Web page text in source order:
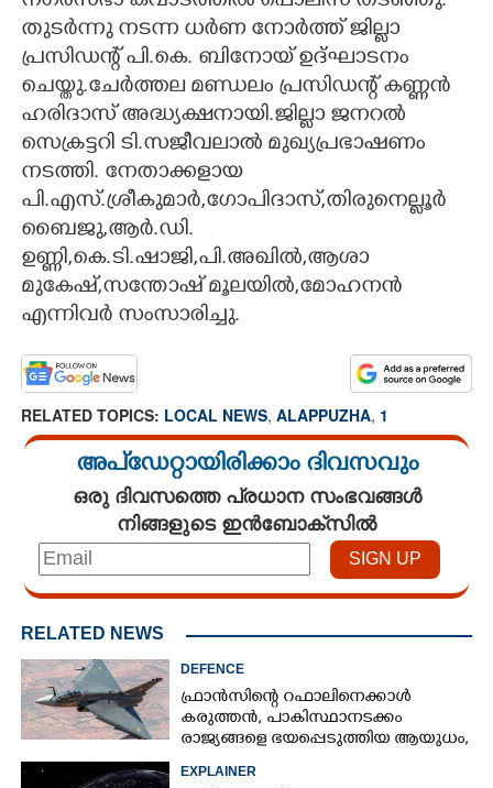
തുടർന്നു നടന്ന ധർണ നോർത്ത് ജില്ലാ
പ്രസിഡന്റ് പി.കെ. ബിനോയ് ഉദ്ഘാടനം
ചെയ്തു.ചേർത്തല മണ്ഡലം പ്രസിഡന്റ് കണ്ണൻ
ഹരിദാസ് അദ്ധ്യക്ഷനായി.ജില്ലാ ജനറൽ
സെക്രട്ടറി ടി.സജീവലാൽ മുഖ്യപ്രഭാഷണം
നടത്തി. നേതാക്കളായ
പി.എസ്.ശ്രീകുമാർ,ഗോപിദാസ്,തിരുനെല്ലൂർ
ബൈജു,ആർ.ഡി.
ഉണ്ണി,കെ.ടി.ഷാജി,പി.അഖിൽ,ആശാ
മുകേഷ്,സന്തോഷ് മൂലയിൽ,മോഹനൻ
എന്നിവർ സംസാരിച്ചു.
RELATED TOPICS: LOCAL NEWS, ALAPPUZHA, 1
അപ്ഡേറ്റായിരിക്കാം ദിവസവും
ഒരു ദിവസത്തെ പ്രധാന സംഭവങ്ങൾ
നിങ്ങളുടെ ഇൻബോക്സിൽ
RELATED NEWS
DEFENCE
ഫ്രാൻസിന്റെ റഫാലിനെക്കാൾ
കരുത്തൻ,​ പാകിസ്ഥാനടക്കം
രാജ്യങ്ങളെ ഭയപ്പെടുത്തിയ ആയുധം,​
EXPLAINER